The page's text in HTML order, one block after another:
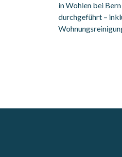
in Wohlen bei
durchgeführt –